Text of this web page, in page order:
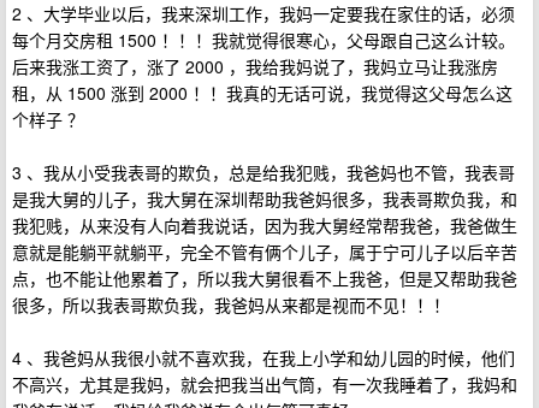
2 、大学毕业以后，我来深圳工作，我妈一定要我在家住的话，必须
每个月交房租 1500 ！！！我就觉得很寒心，父母跟自己这么计较。
后来我涨工资了，涨了 2000 ，我给我妈说了，我妈立马让我涨房
租，从 1500 涨到 2000 ！！我真的无话可说，我觉得这父母怎么这
个样子 ？
3 、我从小受我表哥的欺负，总是给我犯贱，我爸妈也不管，我表哥
是我大舅的儿子，我大舅在深圳帮助我爸妈很多，我表哥欺负我，和
我犯贱，从来没有人向着我说话，因为我大舅经常帮我爸，我爸做生
意就是能躺平就躺平，完全不管有俩个儿子，属于宁可儿子以后辛苦
点，也不能让他累着了，所以我大舅很看不上我爸，但是又帮助我爸
很多，所以我表哥欺负我，我爸妈从来都是视而不见！！！
4 、我爸妈从我很小就不喜欢我，在我上小学和幼儿园的时候，他们
不高兴，尤其是我妈，就会把我当出气筒，有一次我睡着了，我妈和